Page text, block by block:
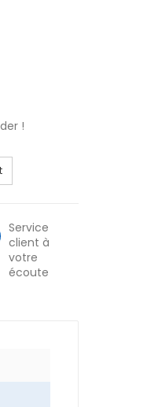
!
Service
client à
votre
écoute